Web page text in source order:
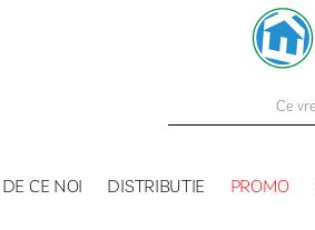
DE CE NOI DISTRIBUTIE PROMO